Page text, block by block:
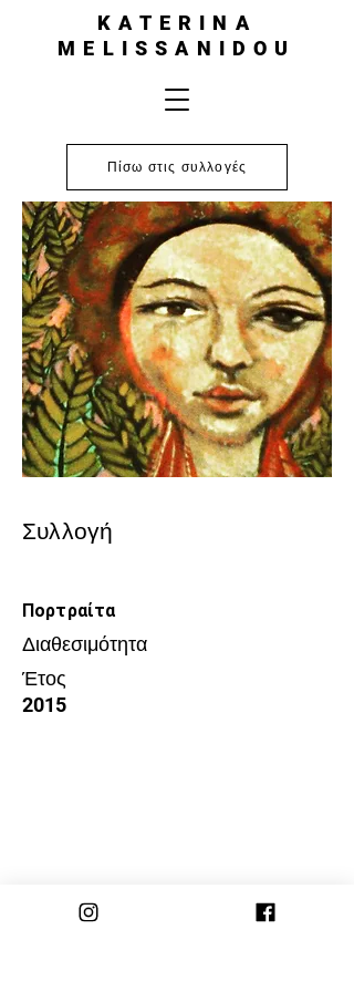
KATERINA
MELISSANIDOU
Πίσω στις συλλογές
Συλλογή
Πορτραίτα
Διαθεσιμότητα
Έτος
2015